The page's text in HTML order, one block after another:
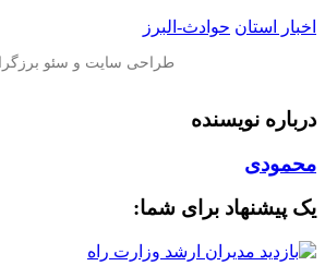
اخبار استان حوادث-البرز
درباره نویسنده
محمودی
یک پیشنهاد برای شما: